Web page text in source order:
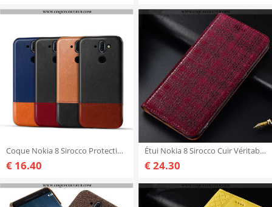
Coque Nokia 8 Sirocco Protection Étui Coque, Housse Nokia 8 Sirocco Cuir Téléphone Portable Noir
€ 16.40
Étui Nokia 8 Sirocco Cuir Véritable Housse Coque, Coque Nokia 8 Sirocco Protection Rouge
€ 24.30